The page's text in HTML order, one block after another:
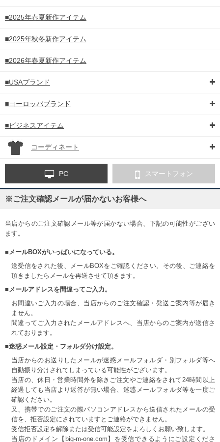
■2025年春夏新作アイテム
■2025年秋冬新作アイテム
■2026年春夏新作アイテム
■USAブランド
■ヨーロッパブランド
■ビジネスアイテム
コーディネート
PC スマートフォン
※ご注文確認メールが届かないお客様へ
当店からのご注文確認メール等が届かない場合、下記の可能性がござい
ます。
■メールBOXがいっぱいになっている。
送受信をされた後、メールBOXをご確認ください。その後、ご連絡を
頂きましたらメールを再送させて頂きます。
■メールアドレスを間違ってご入力。
お間違いご入力の場合、当店からのご注文確認・発送ご案内等が届き
ません。
間違ってご入力されたメールアドレスへ、当店からのご案内が送信さ
れております。
■迷惑メール設定・フォルダ分け設定。
当店からのお送りしたメールが迷惑メールフォルダ・別フォルダ等へ
自動振り分けされてしまっている可能性がございます。
当店の、休日・営業時間外を除きご注文やご連絡をされて24時間以上
経過しても当店より返答が無い場合、迷惑メールフォルダ等を一度ご
確認ください。
又、携帯でのご注文の際パソコンアドレスから送信されたメールの受
信を、拒否設定にされていますとご連絡ができません。
受信拒否設定を解除または受信可能設定をよろしくお願い致します。
当店のドメイン【big-m-one.com】を受信できるようにご設定くださ